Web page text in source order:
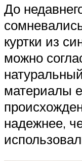
До
куртки из
можно
материалы
надежнее,